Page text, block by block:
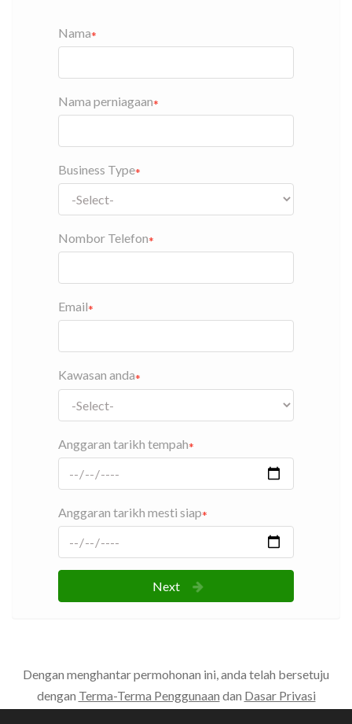
Nama
Nama perniagaan
Business Type
Nombor Telefon
Email
Kawasan anda
Anggaran tarikh tempah
Anggaran tarikh mesti siap
Next
Dengan menghantar permohonan ini, anda telah bersetuju
dengan Terma-Terma Penggunaan dan Dasar Privasi